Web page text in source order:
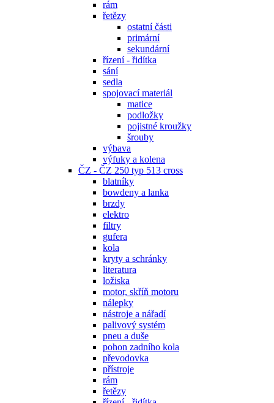
rám
řetězy
ostatní části
primární
sekundární
řízení - řidítka
sání
sedla
spojovací materiál
matice
podložky
pojistné kroužky
šrouby
výbava
výfuky a kolena
ČZ - ČZ 250 typ 513 cross
blatníky
bowdeny a lanka
brzdy
elektro
filtry
gufera
kola
kryty a schránky
literatura
ložiska
motor, skříň motoru
nálepky
nástroje a nářadí
palivový systém
pneu a duše
pohon zadního kola
převodovka
přístroje
rám
řetězy